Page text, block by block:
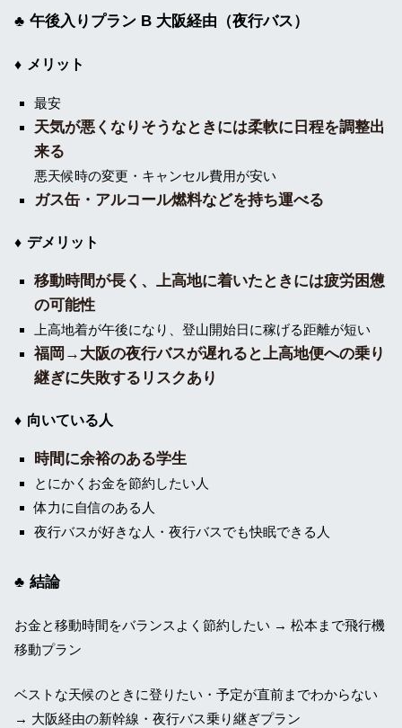
午後入りプラン B 大阪経由（夜行バス）
メリット
最安
天気が悪くなりそうなときには柔軟に日程を調整出
来る
悪天候時の変更・キャンセル費用が安い
ガス缶・アルコール燃料などを持ち運べる
デメリット
移動時間が長く、上高地に着いたときには疲労困憊
の可能性
上高地着が午後になり、登山開始日に稼げる距離が短い
福岡→大阪の夜行バスが遅れると上高地便への乗り
継ぎに失敗するリスクあり
向いている人
時間に余裕のある学生
とにかくお金を節約したい人
体力に自信のある人
夜行バスが好きな人・夜行バスでも快眠できる人
結論
お金と移動時間をバランスよく節約したい → 松本まで飛行機
移動プラン
ベストな天候のときに登りたい・予定が直前までわからない
→ 大阪経由の新幹線・夜行バス乗り継ぎプラン